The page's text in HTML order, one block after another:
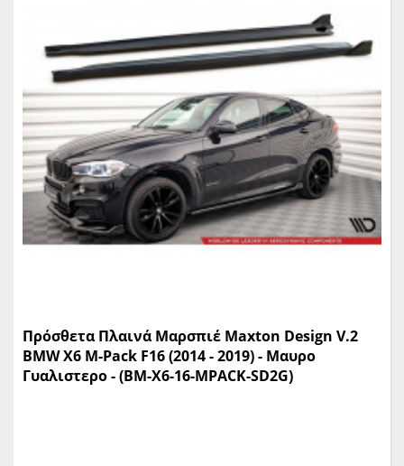
Πρόσθετα Πλαινά Mαρσπιέ Maxton Design V.2
BMW X6 M-Pack F16 (2014 - 2019) - Μαυρο
Γυαλιστερο - (BM-X6-16-MPACK-SD2G)